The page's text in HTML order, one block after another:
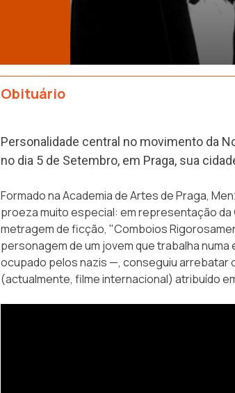
Obituário
Personalidade central no movimento da
no dia 5 de Setembro, em Praga, sua
Formado na Academia de Artes de Praga,
proeza muito especial: em representação
metragem de ficção, "Comboios
personagem de um jovem que trabalha
ocupado pelos nazis —, conseguiu arrebatar
(actualmente, filme internacional) atribuído